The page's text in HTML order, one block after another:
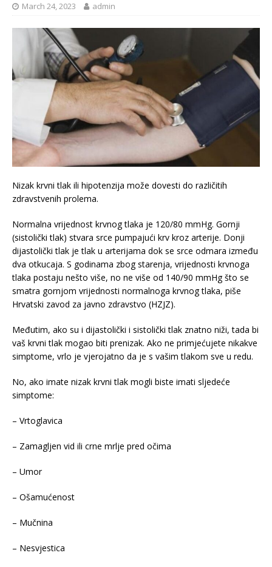
March 24, 2023 admin
Nizak krvni tlak ili hipotenzija može dovesti do različitih
zdravstvenih prolema.
Normalna vrijednost krvnog tlaka je 120/80 mmHg. Gornji
(sistolički tlak) stvara srce pumpajući krv kroz arterije. Donji
dijastolički tlak je tlak u arterijama dok se srce odmara između
dva otkucaja. S godinama zbog starenja, vrijednosti krvnoga
tlaka postaju nešto više, no ne više od 140/90 mmHg što se
smatra gornjom vrijednosti normalnoga krvnog tlaka, piše
Hrvatski zavod za javno zdravstvo (HZJZ).
Međutim, ako su i dijastolički i sistolički tlak znatno niži, tada bi
vaš krvni tlak mogao biti prenizak. Ako ne primjećujete nikakve
simptome, vrlo je vjerojatno da je s vašim tlakom sve u redu.
No, ako imate nizak krvni tlak mogli biste imati sljedeće
simptome:
– Vrtoglavica
– Zamagljen vid ili crne mrlje pred očima
– Umor
– Ošamućenost
– Mučnina
– Nesvjestica